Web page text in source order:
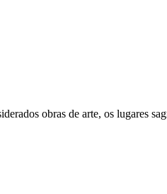
obras de arte, os lugares